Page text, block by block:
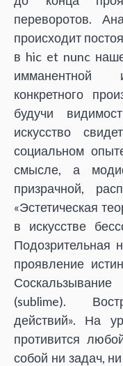
переворотов.
происходит
в hic et nunc
имманентной
конкретного
будучи
искусство
социальном
смысле, а
призрачной,
«Эстетическая
в искусстве
Подозрительная
проявление
(sublime).
действий». На
противится
собой ни задач,